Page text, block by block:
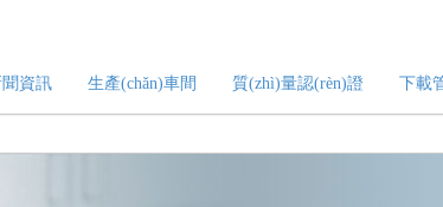
聞資訊 生產(chǎn)車間 質(zhì)量認(rèn)證 下載